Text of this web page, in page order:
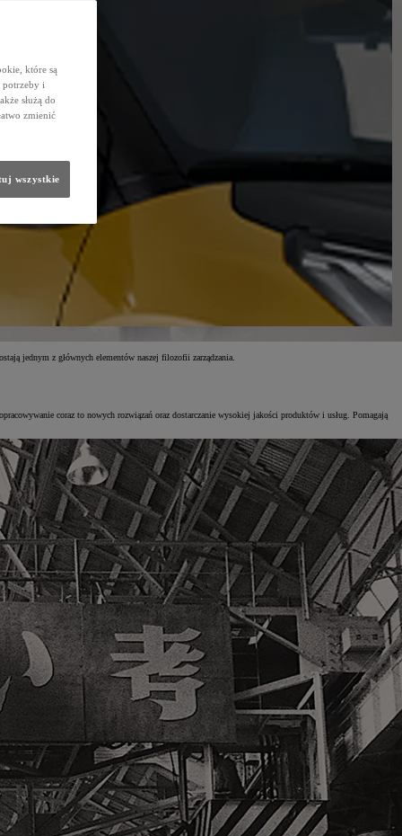
jednym z głównych elementów naszej filozofii zarządzania.
coraz to nowych rozwiązań oraz dostarczanie wysokiej jakości produktów i usług. Pomagają
które są
potrzeby i
służą do
zmienić
wszystkie